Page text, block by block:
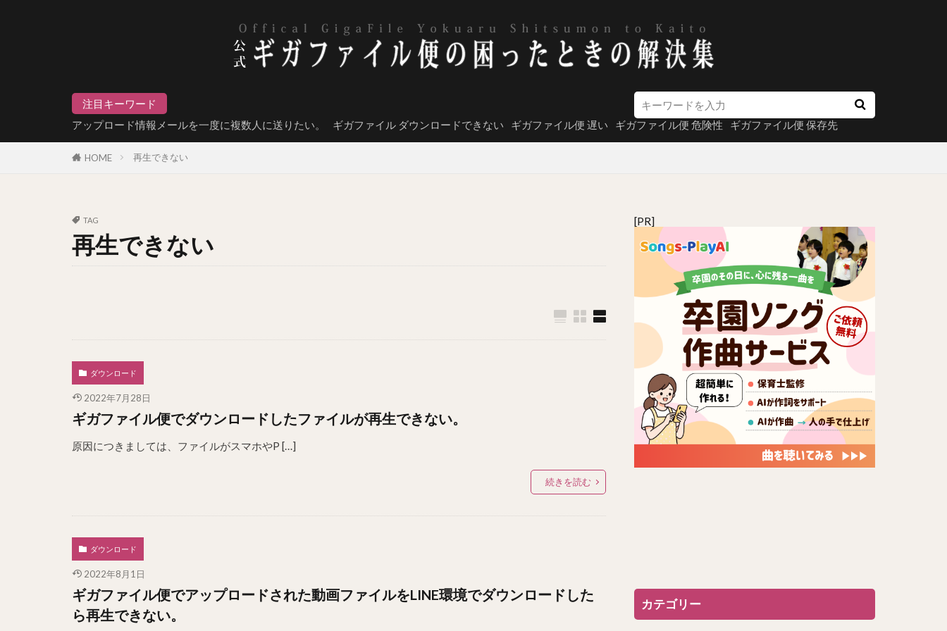
注目キーワード
アップロード情報メールを一度に複数人に送りたい。
ギガファイル ダウンロードできない ギガファイル便 遅い ギガファイル便 危険性 ギガファイル便 保存先
HOME 再生できない
TAG
再生できない
ダウンロード
2022年7月28日
ギガファイル便でダウンロードしたファイルが再生できない。
原因につきましては、ファイルがスマホやP […]
続きを読む
ダウンロード
2022年8月1日
ギガファイル便でアップロードされた動画ファイルをLINE環境でダウンロードした
ら再生できない。
[PR]
カテゴリー